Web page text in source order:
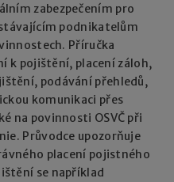
zabezpečením pro
podnikatelům
Příručka
k pojištění, placení záloh,
podávání přehledů,
komunikaci přes
na povinnosti OSVČ při
Průvodce upozorňuje
placení pojistného
se například